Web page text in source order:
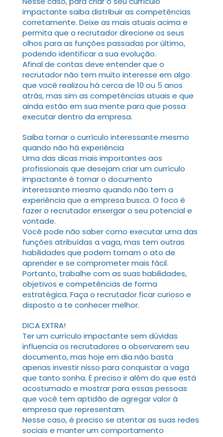
impactante saiba distribuir as competências
corretamente. Deixe as mais atuais acima e
permita que o recrutador direcione os seus
olhos para as funções passadas por último,
podendo identificar a sua evolução.
Afinal de contas deve entender que o
recrutador não tem muito interesse em algo
que você realizou há cerca de 10 ou 5 anos
atrás, mas sim as competências atuais e que
ainda estão em sua mente para que possa
executar dentro da empresa.
Saiba tornar o currículo interessante mesmo
quando não há experiência
Uma das dicas mais importantes aos
profissionais que desejam criar um currículo
impactante é tornar o documento
interessante mesmo quando não tem a
experiência que a empresa busca. O foco é
fazer o recrutador enxergar o seu potencial e
vontade.
Você pode não saber como executar uma das
funções atribuídas a vaga, mas tem outras
habilidades que podem tornam o ato de
aprender e se comprometer mais fácil.
Portanto, trabalhe com as suas habilidades,
objetivos e competências de forma
estratégica. Faça o recrutador ficar curioso e
disposto a te conhecer melhor.
DICA EXTRA!
Ter um currículo impactante sem dúvidas
influencia os recrutadores a observarem seu
documento, mas hoje em dia não basta
apenas investir nisso para conquistar a vaga
que tanto sonha. É preciso ir além do que está
acostumado e mostrar para essas pessoas
que você tem aptidão de agregar valor à
empresa que representam.
Nesse caso, é preciso se atentar as suas redes
sociais e manter um comportamento